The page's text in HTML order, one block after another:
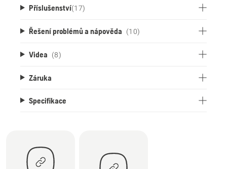
Příslušenství(17)
Řešení problémů a nápověda (10)
Videa (8)
Záruka
Specifikace